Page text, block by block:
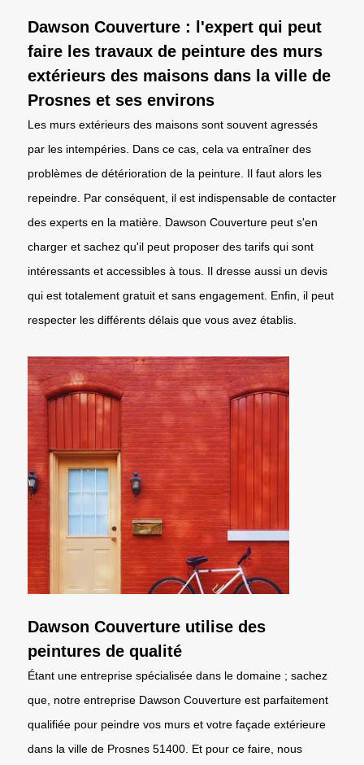
Dawson Couverture : l'expert qui peut
faire les travaux de peinture des murs
extérieurs des maisons dans la ville de
Prosnes et ses environs
Les murs extérieurs des maisons sont souvent agressés
par les intempéries. Dans ce cas, cela va entraîner des
problèmes de détérioration de la peinture. Il faut alors les
repeindre. Par conséquent, il est indispensable de contacter
des experts en la matière. Dawson Couverture peut s'en
charger et sachez qu'il peut proposer des tarifs qui sont
intéressants et accessibles à tous. Il dresse aussi un devis
qui est totalement gratuit et sans engagement. Enfin, il peut
respecter les différents délais que vous avez établis.
Dawson Couverture utilise des
peintures de qualité
Étant une entreprise spécialisée dans le domaine ; sachez
que, notre entreprise Dawson Couverture est parfaitement
qualifiée pour peindre vos murs et votre façade extérieure
dans la ville de Prosnes 51400. Et pour ce faire, nous